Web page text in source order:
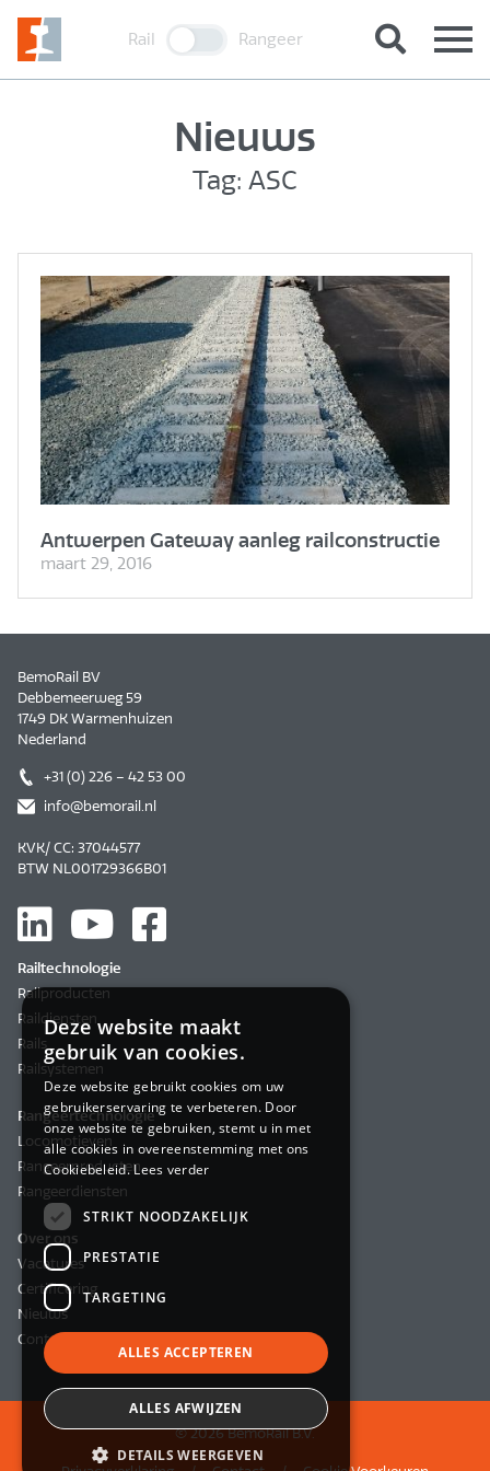
Rail Rangeer
Nieuws
Tag: ASC
Antwerpen Gateway aanleg railconstructie
maart 29, 2016
BemoRail BV
Debbemeerweg 59
1749 DK Warmenhuizen
Nederland
+31 (0) 226 – 42 53 00
info@bemorail.nl
KVK/ CC: 37044577
BTW NL001729366B01
Railtechnologie
Railproducten
Raildiensten
Rails
Railsystemen
Rangeertechnologie
Locomotieven
Rangeerproducten
Rangeerdiensten
Over ons
Vacatures
Certificering
Nieuws
Contact
© 2026 BemoRail B.V.
Deze website maakt
gebruik van cookies.
Deze website gebruikt cookies om uw
gebruikerservaring te verbeteren. Door
onze website te gebruiken, stemt u in met
alle cookies in overeenstemming met ons
Cookiebeleid.Lees verder
STRIKT NOODZAKELIJK
PRESTATIE
TARGETING
ALLES ACCEPTEREN
ALLES AFWIJZEN
DETAILS WEERGEVEN